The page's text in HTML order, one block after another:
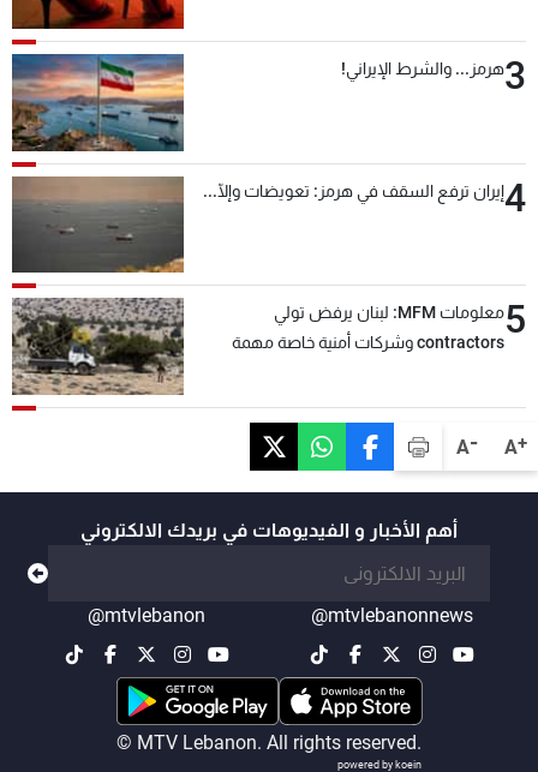
A+
A-
3هرمز... والشرط الإيراني!
4إيران ترفع السقف في هرمز: تعويضات وإلّا...
5
معلومات MFM: لبنان يرفض تولي
contractors وشركات أمنية خاصة مهمة
أهم الأخبار و الفيديوهات في بريدك الالكتروني
@mtvlebanonnews
@mtvlebanon
© MTV Lebanon. All rights reserved.
powered by koein